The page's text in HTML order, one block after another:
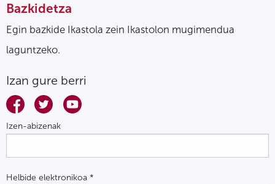
Bazkidetza
Egin bazkide Ikastola zein Ikastolon mugimendua
laguntzeko.
Izan gure berri
Izen-abizenak
Helbide elektronikoa *